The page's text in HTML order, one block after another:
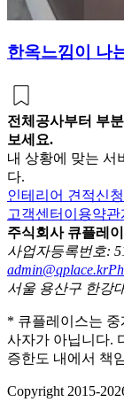
한옥느낌이 나
전체공사부터 부
보세요.
내 상황에 맞는 서
다.
인테리어 견적신청
고객센터 이용약관
주식회사 큐플레
사업자등록번호:
admin@qplace.kr
서울 용산구 한강
* 큐플레이스는
사자가 아닙니다.
증한도 내에서 책
Copyright 2015-